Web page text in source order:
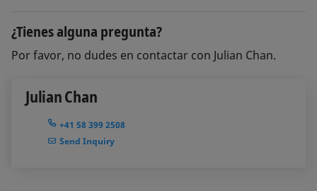
¿Tienes alguna pregunta?
Por favor, no dudes en contactar con Julian Chan.
Julian Chan
+41 58 399 2508
Send Inquiry